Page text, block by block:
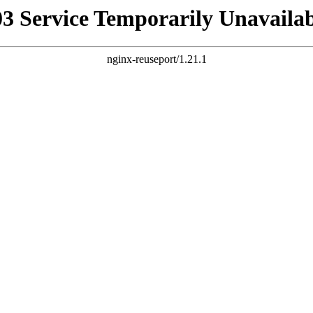
Service Temporarily
nginx-reuseport/1.21.1